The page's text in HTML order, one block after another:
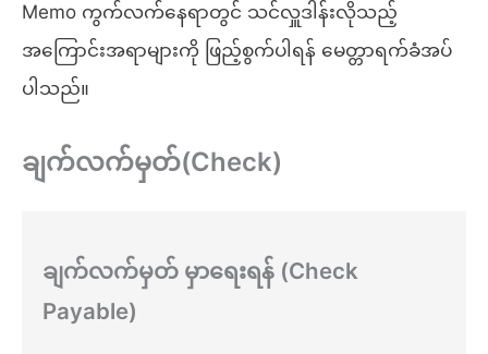
Memo ကွက်လက်နေရာတွင် သင်လှူဒါန်းလိုသည့်
အကြောင်းအရာများကို ဖြည့်စွက်ပါရန် မေတ္တာရက်ခံအပ်
ပါသည်။
ချက်လက်မှတ်(Check)
ချက်လက်မှတ် မှာရေးရန် (Check
Payable)